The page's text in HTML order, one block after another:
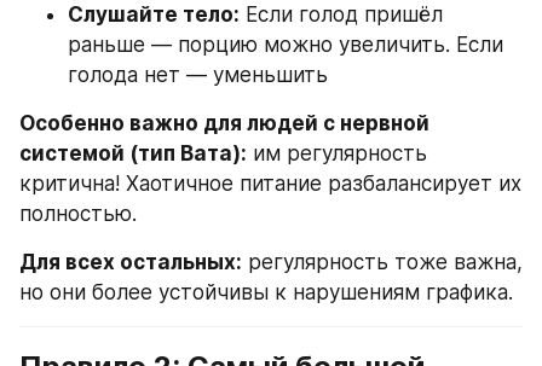
Слушайте тело: Если голод пришёл
раньше — порцию можно увеличить. Если
голода нет — уменьшить
Особенно важно для людей с нервной
системой (тип Вата): им регулярность
критична! Хаотичное питание разбалансирует их
полностью.
Для всех остальных: регулярность тоже важна,
но они более устойчивы к нарушениям графика.